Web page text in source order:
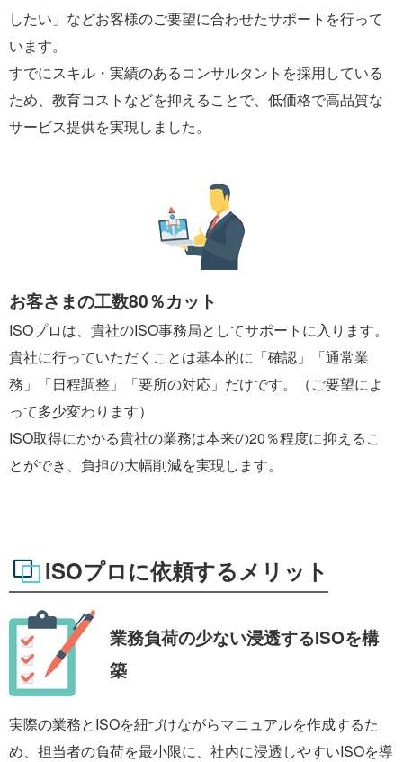
したい」などお客様のご要望に合わせたサポートを行って
います。
すでにスキル・実績のあるコンサルタントを採用している
ため、教育コストなどを抑えることで、低価格で高品質な
サービス提供を実現しました。
お客さまの工数80％カット
ISOプロは、貴社のISO事務局としてサポートに入ります。
貴社に行っていただくことは基本的に「確認」「通常業
務」「日程調整」「要所の対応」だけです。（ご要望によ
って多少変わります）
ISO取得にかかる貴社の業務は本来の20％程度に抑えるこ
とができ、負担の大幅削減を実現します。
ISOプロに依頼するメリット
業務負荷の少ない浸透するISOを構
築
実際の業務とISOを紐づけながらマニュアルを作成するた
め、担当者の負荷を最小限に、社内に浸透しやすいISOを導